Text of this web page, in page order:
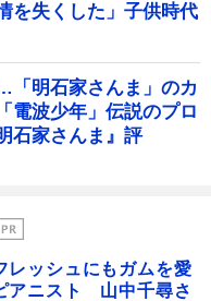
を失くした」子供時代
「明石家さんま」のカ
波少年」伝説のプロ
石家さんま』評
レッシュにもガムを愛
アニスト 山中千尋さ